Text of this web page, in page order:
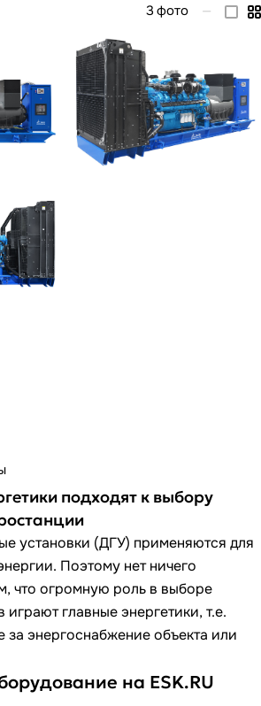
3 фото —
подходят к выбору
установки (ДГУ) применяются для
Поэтому нет ничего
что огромную роль в выборе
главные энергетики, т.е.
за энергоснабжение объекта или
на ESK.RU